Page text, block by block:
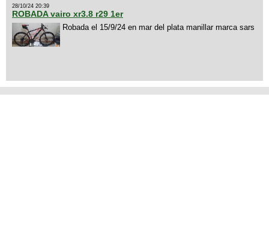
28/10/24 20:39
ROBADA vairo xr3.8 r29 1er
Robada el 15/9/24 en mar del plata manillar marca sars